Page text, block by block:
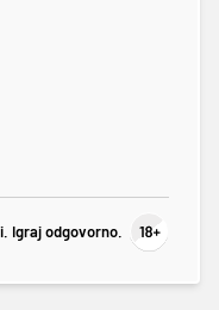
Igraj odgovorno.